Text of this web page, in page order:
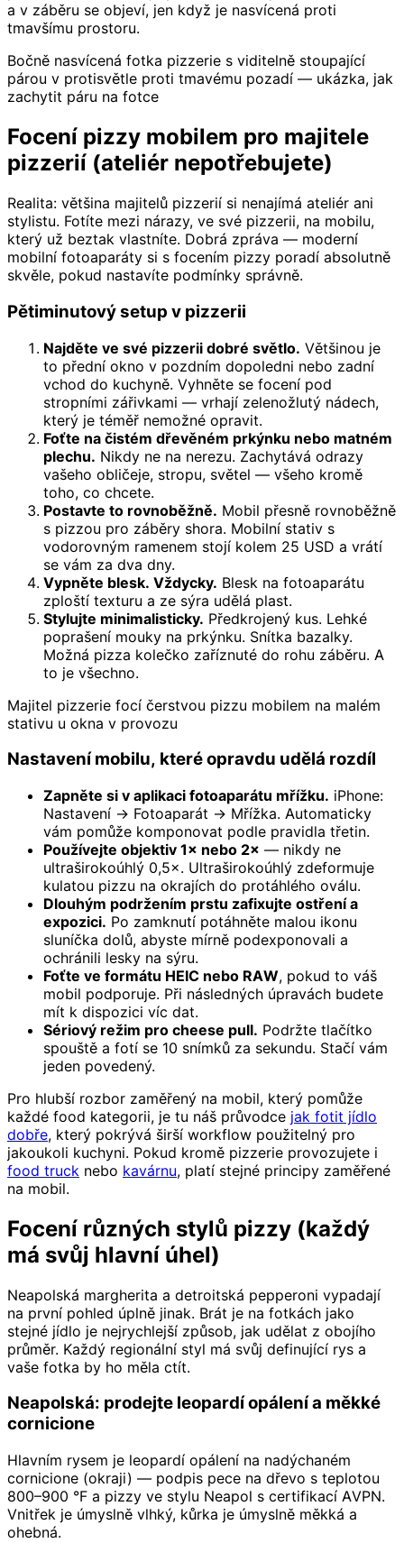
a v záběru se objeví, jen když je nasvícená proti
tmavšímu prostoru.
Bočně nasvícená fotka pizzerie s viditelně stoupající
párou v protisvětle proti tmavému pozadí — ukázka, jak
zachytit páru na fotce
Focení pizzy mobilem pro majitele
pizzerií (ateliér nepotřebujete)
Realita: většina majitelů pizzerií si nenajímá ateliér ani
stylistu. Fotíte mezi nárazy, ve své pizzerii, na mobilu,
který už beztak vlastníte. Dobrá zpráva — moderní
mobilní fotoaparáty si s focením pizzy poradí absolutně
skvěle, pokud nastavíte podmínky správně.
Pětiminutový setup v pizzerii
Najděte ve své pizzerii dobré světlo. Většinou je
to přední okno v pozdním dopoledni nebo zadní
vchod do kuchyně. Vyhněte se focení pod
stropními zářivkami — vrhají zelenožlutý nádech,
který je téměř nemožné opravit.
Foťte na čistém dřevěném prkýnku nebo matném
plechu. Nikdy ne na nerezu. Zachytává odrazy
vašeho obličeje, stropu, světel — všeho kromě
toho, co chcete.
Postavte to rovnoběžně. Mobil přesně rovnoběžně
s pizzou pro záběry shora. Mobilní stativ s
vodorovným ramenem stojí kolem 25 USD a vrátí
se vám za dva dny.
Vypněte blesk. Vždycky. Blesk na fotoaparátu
zploští texturu a ze sýra udělá plast.
Stylujte minimalisticky. Předkrojený kus. Lehké
poprašení mouky na prkýnku. Snítka bazalky.
Možná pizza kolečko zaříznuté do rohu záběru. A
to je všechno.
Majitel pizzerie focí čerstvou pizzu mobilem na malém
stativu u okna v provozu
Nastavení mobilu, které opravdu udělá rozdíl
Zapněte si v aplikaci fotoaparátu mřížku. iPhone:
Nastavení → Fotoaparát → Mřížka. Automaticky
vám pomůže komponovat podle pravidla třetin.
Používejte objektiv 1× nebo 2× — nikdy ne
ultraširokoúhlý 0,5×. Ultraširokoúhlý zdeformuje
kulatou pizzu na okrajích do protáhlého oválu.
Dlouhým podržením prstu zafixujte ostření a
expozici. Po zamknutí potáhněte malou ikonu
sluníčka dolů, abyste mírně podexponovali a
ochránili lesky na sýru.
Foťte ve formátu HEIC nebo RAW, pokud to váš
mobil podporuje. Při následných úpravách budete
mít k dispozici víc dat.
Sériový režim pro cheese pull. Podržte tlačítko
spouště a fotí se 10 snímků za sekundu. Stačí vám
jeden povedený.
Pro hlubší rozbor zaměřený na mobil, který pomůže
každé food kategorii, je tu náš průvodce jak fotit jídlo
dobře, který pokrývá širší workflow použitelný pro
jakoukoli kuchyni. Pokud kromě pizzerie provozujete i
food truck nebo kavárnu, platí stejné principy zaměřené
na mobil.
Focení různých stylů pizzy (každý
má svůj hlavní úhel)
Neapolská margherita a detroitská pepperoni vypadají
na první pohled úplně jinak. Brát je na fotkách jako
stejné jídlo je nejrychlejší způsob, jak udělat z obojího
průměr. Každý regionální styl má svůj definující rys a
vaše fotka by ho měla ctít.
Neapolská: prodejte leopardí opálení a měkké
cornicione
Hlavním rysem je leopardí opálení na nadýchaném
cornicione (okraji) — podpis pece na dřevo s teplotou
800–900 °F a pizzy ve stylu Neapol s certifikací AVPN.
Vnitřek je úmyslně vlhký, kůrka je úmyslně měkká a
ohebná.